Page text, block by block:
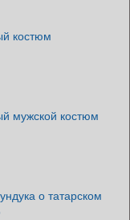
костюм
мужской костюм
о татарском